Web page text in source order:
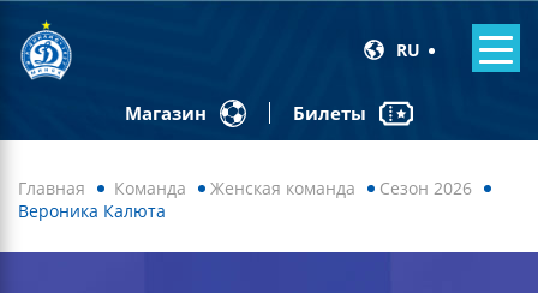
RU
Магазин Билеты
Главная Команда Женская команда
Сезон 2026
Вероника Калюта